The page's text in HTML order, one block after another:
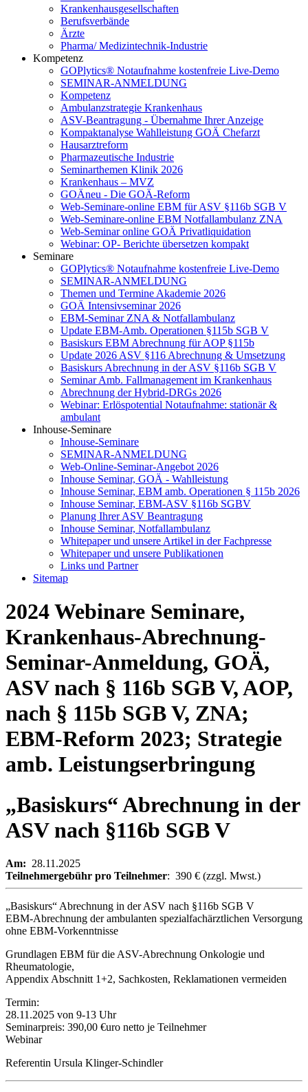
Krankenhausgesellschaften
Berufsverbände
Ärzte
Pharma/ Medizintechnik-Industrie
Kompetenz
GOPlytics® Notaufnahme kostenfreie Live-Demo
SEMINAR-ANMELDUNG
Kompetenz
Ambulanzstrategie Krankenhaus
ASV-Beantragung - Übernahme Ihrer Anzeige
Kompaktanalyse Wahlleistung GOÄ Chefarzt
Hausarztreform
Pharmazeutische Industrie
Seminarthemen Klinik 2026
Krankenhaus – MVZ
GOÄneu - Die GOÄ-Reform
Web-Seminare-online EBM für ASV §116b SGB V
Web-Seminare-online EBM Notfallambulanz ZNA
Web-Seminar online GOÄ Privatliquidation
Webinar: OP- Berichte übersetzen kompakt
Seminare
GOPlytics® Notaufnahme kostenfreie Live-Demo
SEMINAR-ANMELDUNG
Themen und Termine Akademie 2026
GOÄ Intensivseminar 2026
EBM-Seminar ZNA & Notfallambulanz
Update EBM-Amb. Operationen §115b SGB V
Basiskurs EBM Abrechnung für AOP §115b
Update 2026 ASV §116 Abrechnung & Umsetzung
Basiskurs Abrechnung in der ASV §116b SGB V
Seminar Amb. Fallmanagement im Krankenhaus
Abrechnung der Hybrid-DRGs 2026
Webinar: Erlöspotential Notaufnahme: stationär &
ambulant
Inhouse-Seminare
Inhouse-Seminare
SEMINAR-ANMELDUNG
Web-Online-Seminar-Angebot 2026
Inhouse Seminar, GOÄ - Wahlleistung
Inhouse Seminar, EBM amb. Operationen § 115b 2026
Inhouse Seminar, EBM-ASV §116b SGBV
Planung Ihrer ASV Beantragung
Inhouse Seminar, Notfallambulanz
Whitepaper und unsere Artikel in der Fachpresse
Whitepaper und unsere Publikationen
Links und Partner
Sitemap
2024 Webinare Seminare,
Krankenhaus-Abrechnung-
Seminar-Anmeldung, GOÄ,
ASV nach § 116b SGB V, AOP,
nach § 115b SGB V, ZNA;
EBM-Reform 2023; Strategie
amb. Leistungserbringung
„Basiskurs“ Abrechnung in der
ASV nach §116b SGB V
Am: 28.11.2025
Teilnehmergebühr pro Teilnehmer: 390 € (zzgl. Mwst.)
„Basiskurs“ Abrechnung in der ASV nach §116b SGB V
EBM-Abrechnung der ambulanten spezialfachärztlichen Versorgung
ohne EBM-Vorkenntnisse
Grundlagen EBM für die ASV-Abrechnung Onkologie und
Rheumatologie,
Appendix Abschnitt 1+2, Sachkosten, Reklamationen vermeiden
Termin:
28.11.2025 von 9-13 Uhr
Seminarpreis: 390,00 €uro netto je Teilnehmer
Webinar
Referentin Ursula Klinger-Schindler